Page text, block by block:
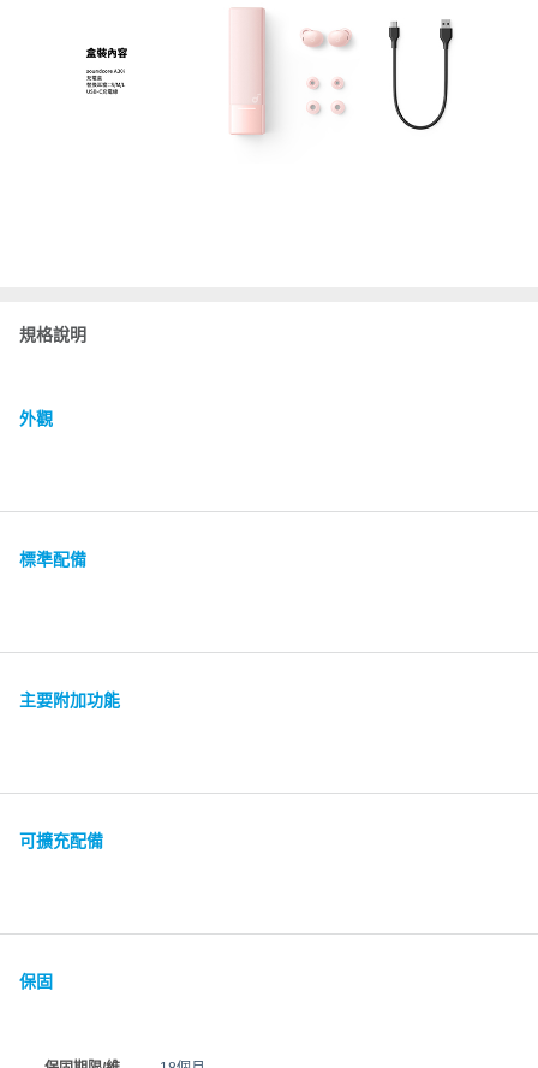
規格說明
外觀
標準配備
主要附加功能
可擴充配備
保固